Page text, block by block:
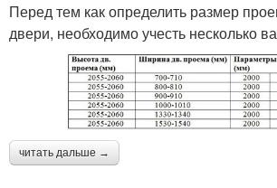
Перед тем как определить размер
двери, необходимо учесть несколько
читать дальше →